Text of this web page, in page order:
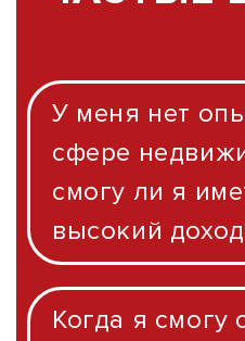
У меня нет
сфере
смогу ли я
высокий
Когда я смогу